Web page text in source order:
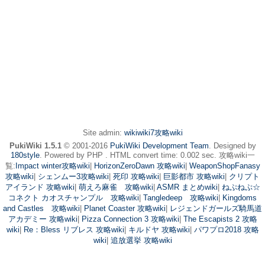
Site admin: wikiwiki7攻略wiki
PukiWiki 1.5.1© 2001-2016 PukiWiki Development Team. Designed by
180style. Powered by PHP . HTML convert time: 0.002 sec. 攻略wiki一
覧: Impact winter攻略wiki HorizonZeroDawn 攻略wiki WeaponShopFanasy
攻略wiki シェンムー3攻略wiki 死印 攻略wiki 巨影都市 攻略wiki クリプト
アイランド 攻略wiki 萌えろ麻雀 攻略wiki ASMR まとめwiki ねぷねぷ☆
コネクト カオスチャンプル 攻略wiki Tangledeep 攻略wiki
Kingdoms
and Castles 攻略wiki
Planet Coaster 攻略wiki
レジェンドガールズ騎馬道
アカデミー 攻略wiki
Pizza Connection 3 攻略wiki The Escapists 2 攻略
wiki
Re：Bless リブレス 攻略wiki キルドヤ 攻略wiki パワプロ2018 攻略
wiki 追放選挙 攻略wiki